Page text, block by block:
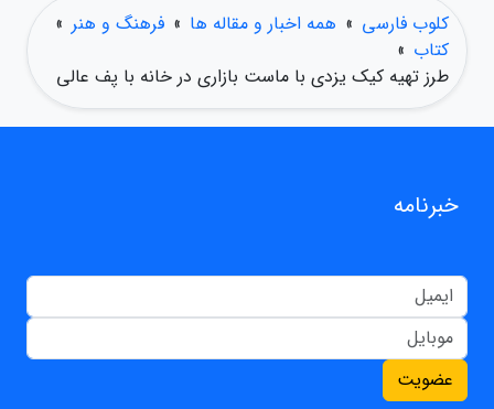
کلوب فارسی » همه اخبار و مقاله ها » فرهنگ و هنر »
کتاب »
طرز تهیه کیک یزدی با ماست بازاری در خانه با پف عالی
خبرنامه
عضویت